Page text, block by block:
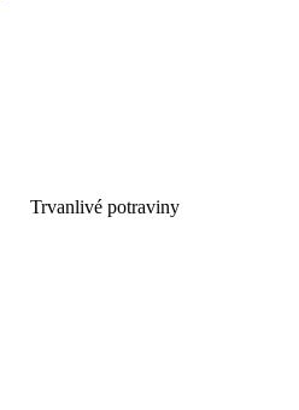
Trvanlivé potraviny